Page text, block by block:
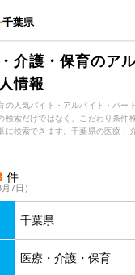
千葉県
介護・保育のア
情報
の人気バイト・アルバイト・パー
検索だけではなく、こだわり条件
に検索できます。千葉県の医療・
件
7日）
千葉県
医療・介護・保育